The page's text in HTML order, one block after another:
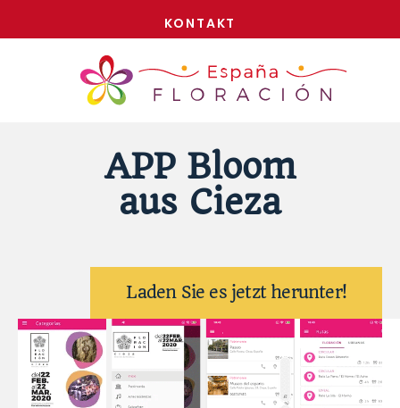
KONTAKT
APP Bloom
aus Cieza
Laden Sie es jetzt herunter!